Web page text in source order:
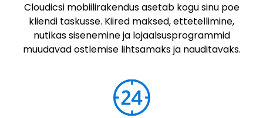
Cloudicsi mobiilirakendus asetab kogu sinu poe
kliendi taskusse. Kiired maksed, ettetellimine,
nutikas sisenemine ja lojaalsusprogrammid
muudavad ostlemise lihtsamaks ja nauditavaks.